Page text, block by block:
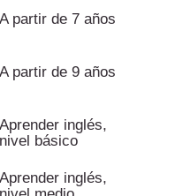
A partir de 7 años
A partir de 9 años
Aprender inglés,
nivel básico
Aprender inglés,